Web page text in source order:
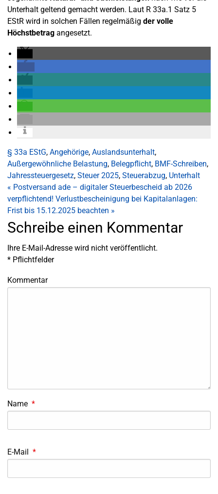
Unterhalt geltend gemacht werden. Laut R 33a.1 Satz 5
EStR wird in solchen Fällen regelmäßig der volle
Höchstbetrag angesetzt.
§ 33a EStG, Angehörige, Auslandsunterhalt,
Außergewöhnliche Belastung, Belegpflicht, BMF-Schreiben,
Jahressteuergesetz, Steuer 2025, Steuerabzug, Unterhalt
« Postversand ade – digitaler Steuerbescheid ab 2026
verpflichtend! Verlustbescheinigung bei Kapitalanlagen:
Frist bis 15.12.2025 beachten »
Schreibe einen Kommentar
Ihre E-Mail-Adresse wird nicht veröffentlicht.
* Pflichtfelder
Kommentar
Name *
E-Mail *